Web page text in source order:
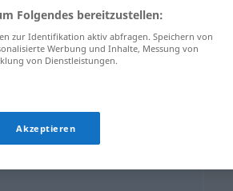
IT
Anzeige
Folgendes bereitzustellen:
zur Identifikation aktiv abfragen. Speichern von
Werbung und Inhalte, Messung von
von Dienstleistungen.
Akzeptieren